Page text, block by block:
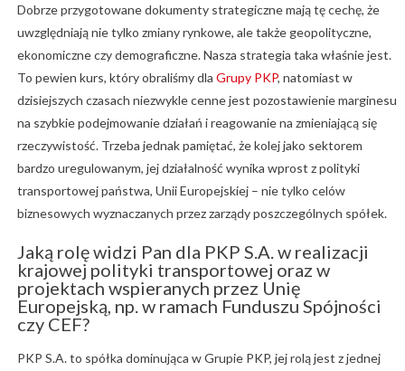
Dobrze przygotowane dokumenty strategiczne mają tę cechę, że
uwzględniają nie tylko zmiany rynkowe, ale także geopolityczne,
ekonomiczne czy demograficzne. Nasza strategia taka właśnie jest.
To pewien kurs, który obraliśmy dla Grupy PKP, natomiast w
dzisiejszych czasach niezwykle cenne jest pozostawienie marginesu
na szybkie podejmowanie działań i reagowanie na zmieniającą się
rzeczywistość. Trzeba jednak pamiętać, że kolej jako sektorem
bardzo uregulowanym, jej działalność wynika wprost z polityki
transportowej państwa, Unii Europejskiej – nie tylko celów
biznesowych wyznaczanych przez zarządy poszczególnych spółek.
Jaką rolę widzi Pan dla PKP S.A. w realizacji
krajowej polityki transportowej oraz w
projektach wspieranych przez Unię
Europejską, np. w ramach Funduszu Spójności
czy CEF?
PKP S.A. to spółka dominująca w Grupie PKP, jej rolą jest z jednej